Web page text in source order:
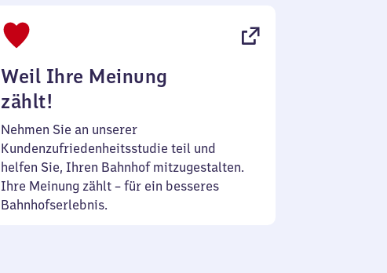
Weil Ihre Meinung
zählt!
Nehmen Sie an unserer
Kundenzufriedenheitsstudie teil und
helfen Sie, Ihren Bahnhof mitzugestalten.
Ihre Meinung zählt – für ein besseres
Bahnhofserlebnis.